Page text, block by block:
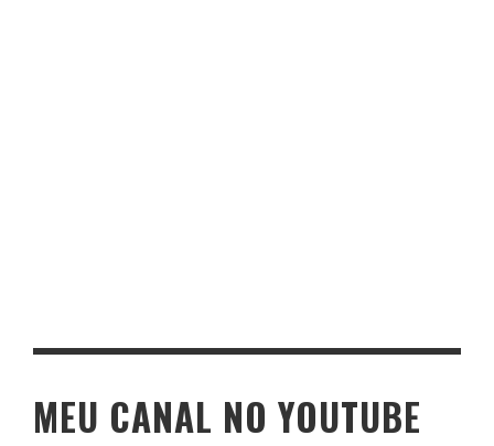
MEU CANAL NO YOUTUBE